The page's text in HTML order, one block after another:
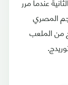
المصري
ليخرج صلاح من الملعب